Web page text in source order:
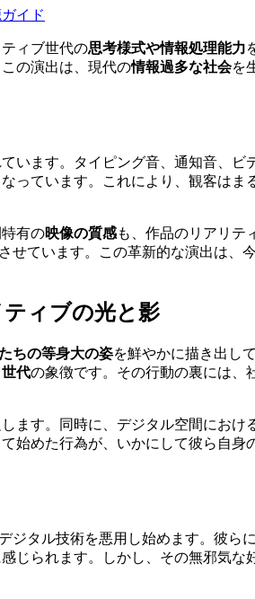
イド
ィブ世代の思考様式や情報処理能力
の演出は、現代の情報過多な社会を
います。タイピング音、通知音、
なっています。これにより、観客は
有の映像の質感も、作品のリアリテ
せています。この革新的な演出は、
ィブの光と影
ちの等身大の姿を鮮やかに描き出し
世代の象徴です。その行動の裏には、
ます。同時に、デジタル空間におけ
始めた行為が、いかにして彼ら自
ジタル技術を悪用し始めます。彼ら
じられます。しかし、その無邪気な